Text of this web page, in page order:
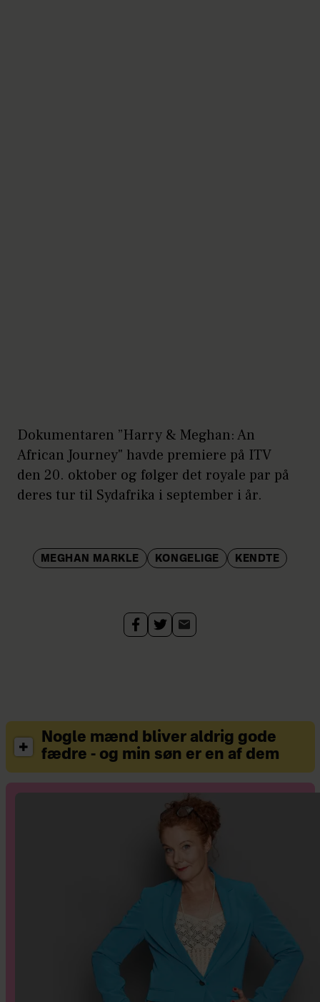
Dokumentaren ”Harry & Meghan: An
African Journey" havde premiere på ITV
den 20. oktober og følger det royale par på
deres tur til Sydafrika i september i år.
MEGHAN MARKLE KONGELIGE KENDTE
Nogle mænd bliver aldrig gode
fædre - og min søn er en af dem